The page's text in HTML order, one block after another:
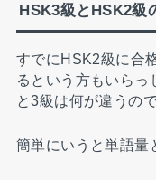
HSK3級とHSK2級
すでにHSK2級に合
るという方もいらっ
と3級は何が違うの
簡単にいうと単語量